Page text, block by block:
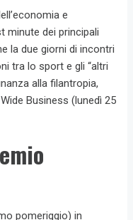
e
minute dei principali
la due giorni di incontri
tra lo sport e gli “altri
alla filantropia,
Business (lunedì 25
pomeriggio) in